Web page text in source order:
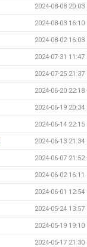
2024-08-08 20:03
2024-08-03 16:10
2024-08-02 16:03
2024-07-31 11:47
2024-07-25 21:37
2024-06-20 22:18
2024-06-19 20:34
2024-06-14 22:15
2024-06-13 21:34
2024-06-07 21:52
2024-06-02 16:11
2024-06-01 12:54
2024-05-24 13:57
2024-05-19 19:10
2024-05-17 21:30